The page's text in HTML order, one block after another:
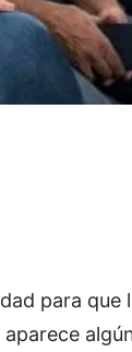
para que